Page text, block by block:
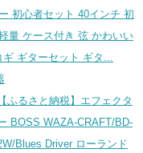
初心者セット 40インチ 初
量 ケース付き 弦 かわいい
ギターセット ギタ...
【ふるさと納税】エフェクタ
BOSS WAZA-CRAFT/BD-
Blues Driver ローランド